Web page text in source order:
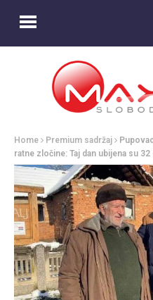
Home Premium sadržaj
ratne zločine: Taj dan ubijena su 32